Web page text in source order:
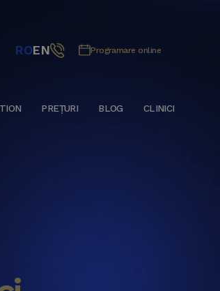
ROEN Programare online
PREȚURI BLOG CLINICI